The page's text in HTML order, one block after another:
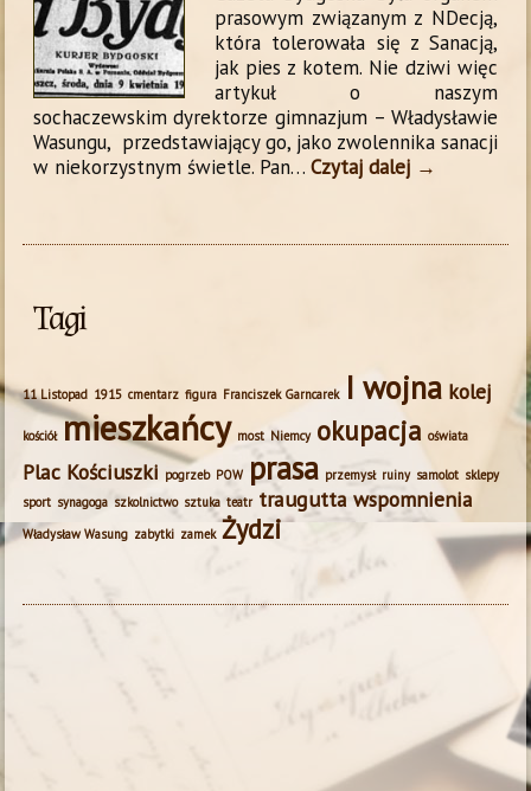
prasowym związanym z NDecją,
która tolerowała się z Sanacją,
jak pies z kotem. Nie dziwi więc
artykuł o naszym
sochaczewskim dyrektorze gimnazjum – Władysławie
Wasungu, przedstawiający go, jako zwolennika sanacji
w niekorzystnym świetle.Pan… Czytaj dalej →
Tagi
11 Listopad 1915 cmentarz figura Franciszek Garncarek I wojna kolej
kościół mieszkańcy most Niemcy okupacja oświata
Plac Kościuszki pogrzeb POW prasa przemysł ruiny samolot sklepy
sport synagoga szkolnictwo sztuka teatr traugutta wspomnienia
Władysław Wasung zabytki zamek Żydzi